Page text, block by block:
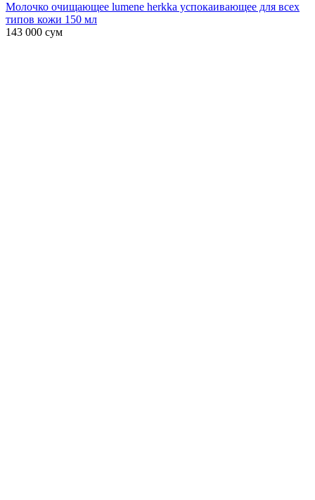
Молочко очищающее lumene herkka успокаивающее для всех
типов кожи 150 мл
143 000 сум